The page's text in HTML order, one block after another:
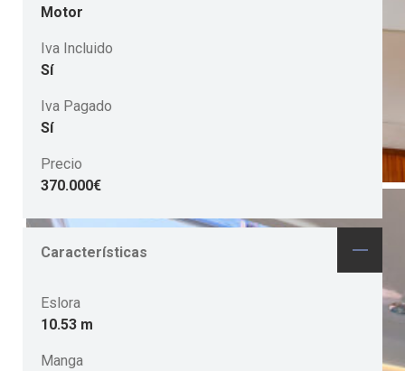
Motor
Iva Incluido
Sí
Iva Pagado
Sí
Precio
370.000€
Características
Eslora
10.53 m
Manga